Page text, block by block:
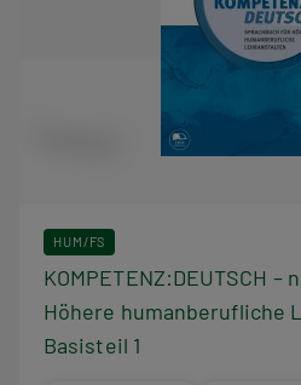
HUM/FS
KOMPETENZ:DEUTSCH
Höhere humanberufliche
Basisteil 1